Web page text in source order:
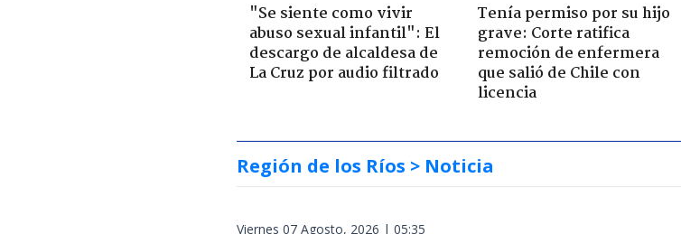
"Se siente como vivir
abuso sexual infantil": El
descargo de alcaldesa de
La Cruz por audio filtrado
Tenía permiso por su hijo
grave: Corte ratifica
remoción de enfermera
que salió de Chile con
licencia
Región de los Ríos > Noticia
Viernes 07 Agosto, 2026 | 05:35